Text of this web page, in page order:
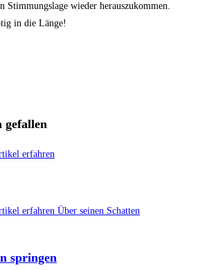
Stimmungslage wieder herauszukommen.
in die Länge!
gefallen
springen